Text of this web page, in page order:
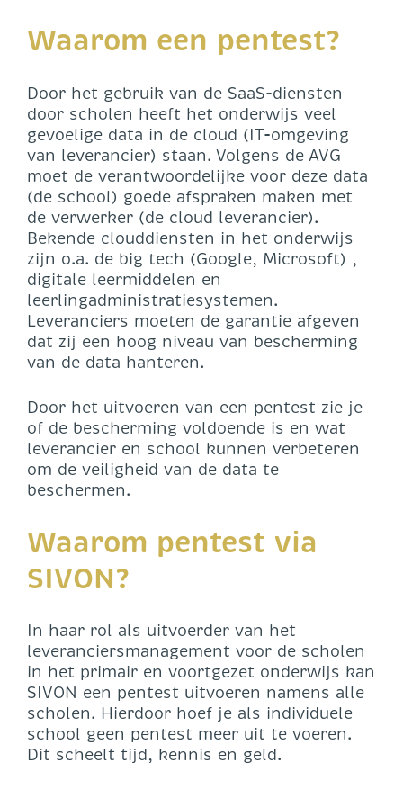
Waarom een pentest?
Door het gebruik van de SaaS-diensten
door scholen heeft het onderwijs veel
gevoelige data in de cloud (IT-omgeving
van leverancier) staan. Volgens de AVG
moet de verantwoordelijke voor deze data
(de school) goede afspraken maken met
de verwerker (de cloud leverancier).
Bekende clouddiensten in het onderwijs
zijn o.a. de big tech (Google, Microsoft) ,
digitale leermiddelen en
leerlingadministratiesystemen.
Leveranciers moeten de garantie afgeven
dat zij een hoog niveau van bescherming
van de data hanteren.
Door het uitvoeren van een pentest zie je
of de bescherming voldoende is en wat
leverancier en school kunnen verbeteren
om de veiligheid van de data te
beschermen.
Waarom pentest via
SIVON?
In haar rol als uitvoerder van het
leveranciersmanagement voor de scholen
in het primair en voortgezet onderwijs kan
SIVON een pentest uitvoeren namens alle
scholen. Hierdoor hoef je als individuele
school geen pentest meer uit te voeren.
Dit scheelt tijd, kennis en geld.